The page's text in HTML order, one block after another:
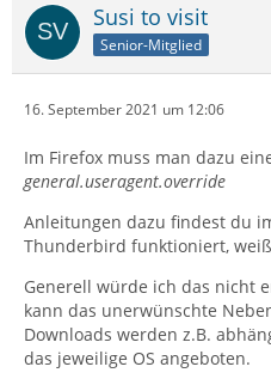
Susi to visit
Senior-Mitglied
16. September 2021 um 12:06
Im Firefox muss man dazu
general.useragent.override
Anleitungen dazu findest du
Thunderbird funktioniert,
Generell würde ich das nicht
kann das unerwünschte
Downloads werden z.B.
das jeweilige OS angeboten.